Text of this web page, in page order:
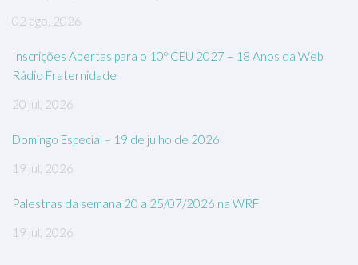
02 ago, 2026
Inscrições Abertas para o 10º CEU 2027 – 18 Anos da Web
Rádio Fraternidade
20 jul, 2026
Domingo Especial – 19 de julho de 2026
19 jul, 2026
Palestras da semana 20 a 25/07/2026 na WRF
19 jul, 2026